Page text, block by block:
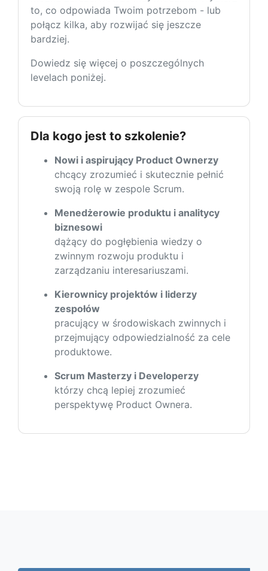
to, co odpowiada Twoim potrzebom - lub
połącz kilka, aby rozwijać się jeszcze
bardziej.
Dowiedz się więcej o poszczególnych
levelach poniżej.
Dla kogo jest to szkolenie?
Nowi i aspirujący Product Ownerzy
chcący zrozumieć i skutecznie pełnić
swoją rolę w zespole Scrum.
Menedżerowie produktu i analitycy
biznesowi
dążący do pogłębienia wiedzy o
zwinnym rozwoju produktu i
zarządzaniu interesariuszami.
Kierownicy projektów i liderzy
zespołów
pracujący w środowiskach zwinnych i
przejmujący odpowiedzialność za cele
produktowe.
Scrum Masterzy i Developerzy
którzy chcą lepiej zrozumieć
perspektywę Product Ownera.